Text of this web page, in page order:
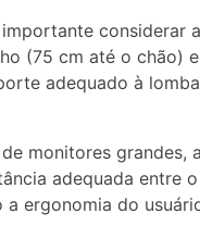
considerar
(75 cm até o chão)
adequado à
monitores grandes,
adequada entre
ergonomia do